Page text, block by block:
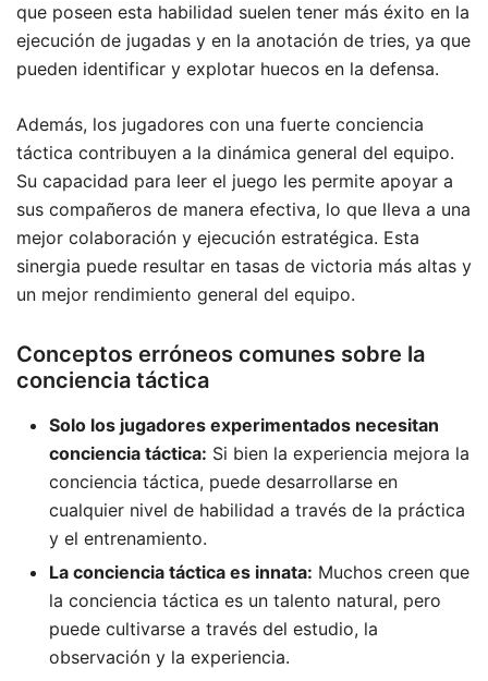
que poseen esta habilidad suelen tener más éxito en la
ejecución de jugadas y en la anotación de tries, ya que
pueden identificar y explotar huecos en la defensa.
Además, los jugadores con una fuerte conciencia
táctica contribuyen a la dinámica general del equipo.
Su capacidad para leer el juego les permite apoyar a
sus compañeros de manera efectiva, lo que lleva a una
mejor colaboración y ejecución estratégica. Esta
sinergia puede resultar en tasas de victoria más altas y
un mejor rendimiento general del equipo.
Conceptos erróneos comunes sobre la
conciencia táctica
Solo los jugadores experimentados necesitan
conciencia táctica: Si bien la experiencia mejora la
conciencia táctica, puede desarrollarse en
cualquier nivel de habilidad a través de la práctica
y el entrenamiento.
La conciencia táctica es innata: Muchos creen que
la conciencia táctica es un talento natural, pero
puede cultivarse a través del estudio, la
observación y la experiencia.